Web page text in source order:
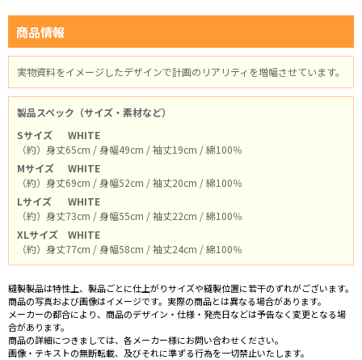
商品情報
実物資料をイメージしたデザインで計画のリアリティを増幅させています。
製品スペック（サイズ・素材など）
Sサイズ
WHITE
（約）身丈65cm / 身幅49cm / 袖丈19cm / 綿100％
Mサイズ
WHITE
（約）身丈69cm / 身幅52cm / 袖丈20cm / 綿100％
Lサイズ
WHITE
（約）身丈73cm / 身幅55cm / 袖丈22cm / 綿100％
XLサイズ
WHITE
（約）身丈77cm / 身幅58cm / 袖丈24cm / 綿100％
縫製製品は特性上、製品ごとに仕上がりサイズや縫製位置に若干のずれがございます。
商品の写真および画像はイメージです。実際の商品とは異なる場合があります。
メーカーの都合により、商品のデザイン・仕様・発売日などは予告なく変更となる場
合があります。
商品の詳細につきましては、各メーカー様にお問い合わせください。
画像・テキストの無断転載、及びそれに準ずる行為を一切禁止いたします。